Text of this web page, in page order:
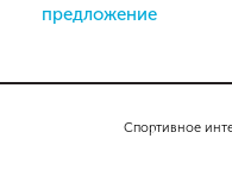
Спортивное
предложение